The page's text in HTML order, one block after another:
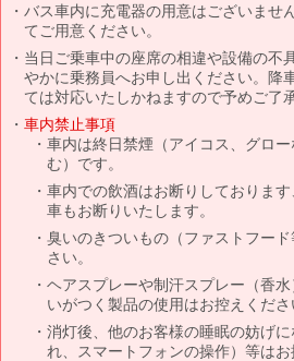
バス車内に充電器の用意はございませ
てご用意ください。
当日ご乗車中の座席の相違や設備の不
やかに乗務員へお申し出ください。降
ては対応いたしかねますので予めご了
車内禁止事項
車内は終日禁煙（アイコス、グロ
む）です。
車内での飲酒はお断りしておりま
車もお断りいたします。
臭いのきついもの（ファストフー
さい。
ヘアスプレーや制汗スプレー（香
いがつく製品の使用はお控えくださ
消灯後、他のお客様の睡眠の妨げ
れ、スマートフォンの操作）等はお